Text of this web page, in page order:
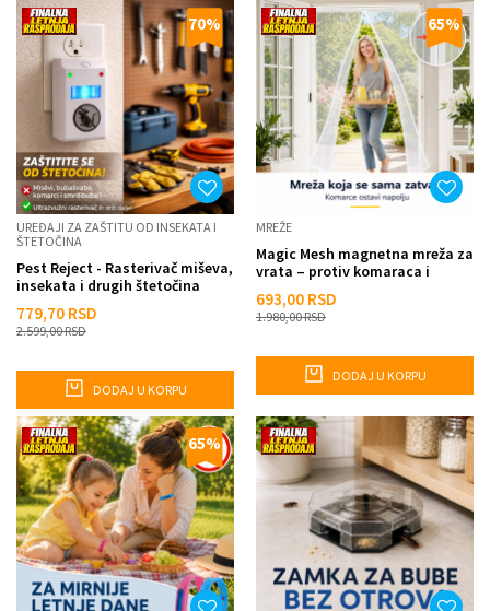
70%
UREĐAJI ZA ZAŠTITU OD INSEKATA I
ŠTETOČINA
Pest Reject - Rasterivač miševa,
insekata i drugih štetočina
779,70 RSD
2.599,00RSD
DODAJ U KORPU
65%
MREŽE
Magic Mesh magnetna mreža za
vrata – protiv komaraca i
693,00 RSD
1.980,00RSD
DODAJ U KORPU
65%